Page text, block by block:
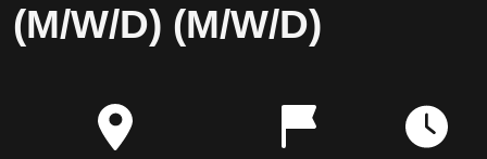
(M/W/D) (M/W/D)